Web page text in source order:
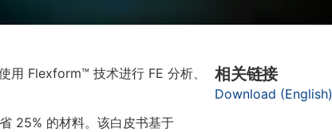
用 Flexform™ 技术进行 FE 分析、
25% 的材料。该白皮书基于
相关链接
Download (English)